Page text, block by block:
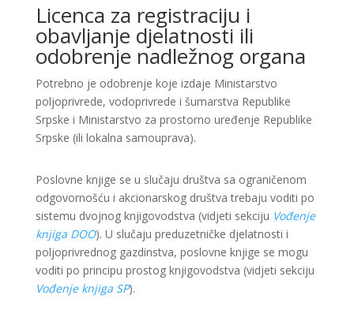
Licenca za registraciju i
obavljanje djelatnosti ili
odobrenje nadležnog organa
Potrebno je odobrenje koje izdaje Ministarstvo
poljoprivrede, vodoprivrede i šumarstva Republike
Srpske i Ministarstvo za prostorno uređenje Republike
Srpske (ili lokalna samouprava).
Poslovne knjige se u slučaju društva sa ograničenom
odgovornošću i akcionarskog društva trebaju voditi po
sistemu dvojnog knjigovodstva (vidjeti sekciju Vođenje
knjiga DOO). U slučaju preduzetničke djelatnosti i
poljoprivrednog gazdinstva, poslovne knjige se mogu
voditi po principu prostog knjigovodstva (vidjeti sekciju
Vođenje knjiga SP).